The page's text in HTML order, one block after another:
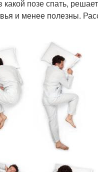
позе спать,
и менее полезны.